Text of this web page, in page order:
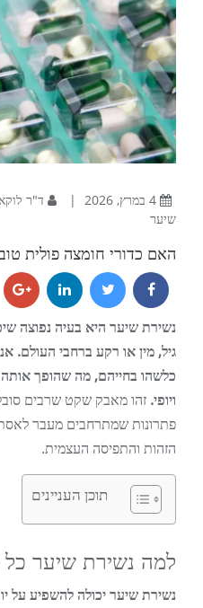
4 במרץ, 2026 | ד"ר
שיער
האם כדורי חומצה פולית
נשירת שיער היא בעיה נפוצה
גיל, מין או רקע ברחבי העולם.
כלשהו בחייהם, מה שהופך
ויופי. זהו מאבק שקט שרבים
פתרונות שמתרחבים מעבר
הזהות והתפיסה העצמית.
תוכן העניינים
למה נשירת שיער
נשירת שיער יכולה להשפיע על